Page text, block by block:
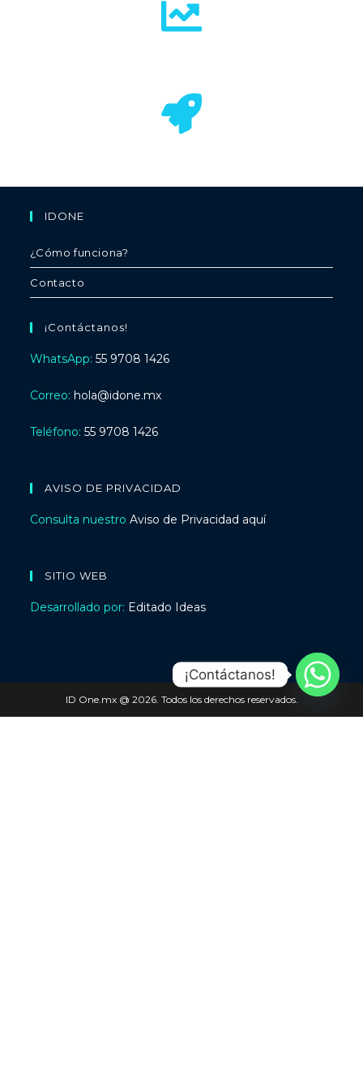
IDONE
¿Cómo funciona?
Contacto
¡Contáctanos!
WhatsApp:55 9708 1426
Correo:hola@idone.mx
Teléfono:55 9708 1426
AVISO DE PRIVACIDAD
Consulta nuestroAviso de Privacidad aquí
SITIO WEB
Desarrollado por: Editado Ideas
ID One.mx @ 2026. Todos los derechos reservados.
¡Contáctanos!